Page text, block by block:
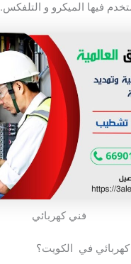
فيها الميكرو و التلفكس.
فني كهربائي
في الكويت؟